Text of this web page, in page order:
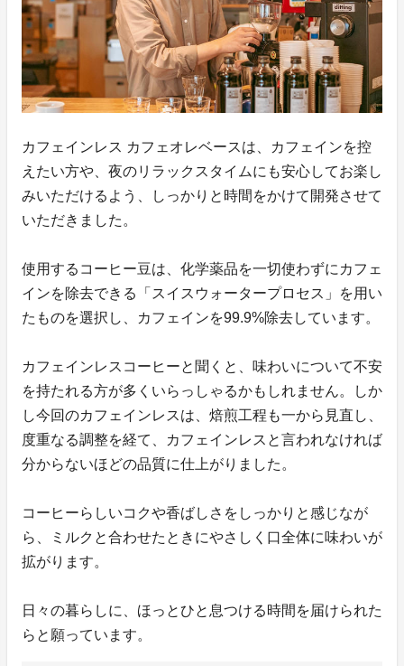
カフェインレス カフェオレベースは、カフェインを控
えたい方や、夜のリラックスタイムにも安心してお楽し
みいただけるよう、しっかりと時間をかけて開発させて
いただきました。
使用するコーヒー豆は、化学薬品を一切使わずにカフェ
インを除去できる「スイスウォータープロセス」を用い
たものを選択し、カフェインを99.9%除去しています。
カフェインレスコーヒーと聞くと、味わいについて不安
を持たれる方が多くいらっしゃるかもしれません。しか
し今回のカフェインレスは、焙煎工程も一から見直し、
度重なる調整を経て、カフェインレスと言われなければ
分からないほどの品質に仕上がりました。
コーヒーらしいコクや香ばしさをしっかりと感じなが
ら、ミルクと合わせたときにやさしく口全体に味わいが
拡がります。
日々の暮らしに、ほっとひと息つける時間を届けられた
らと願っています。